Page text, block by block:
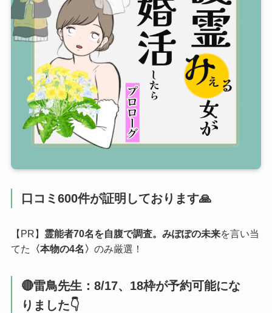
口コミ600件が証明しております🙏
【PR】 霊能者70名を自腹で調査。みぽぽの未来を言い当
てた
〈本物の4名〉 のみ厳選！
🔴雷鳥先生：8/17、18枠が予約可能にな
りました👇️